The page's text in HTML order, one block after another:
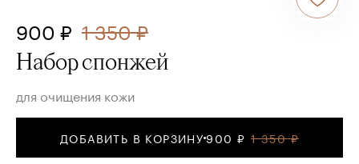
900 ₽ 1 350 ₽
Набор спонжей
для очищения кожи
ДОБАВИТЬ В КОРЗИНУ900 ₽ 1 350 ₽